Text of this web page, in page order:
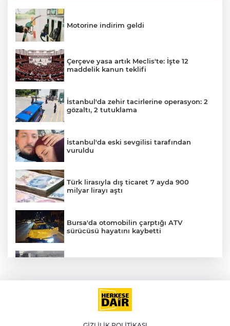
Motorine indirim geldi
Çerçeve yasa artık Meclis'te: İşte 12
maddelik kanun teklifi
İstanbul'da zehir tacirlerine operasyon: 2
gözaltı, 2 tutuklama
İstanbul'da eski sevgilisi tarafından
vuruldu
Türk lirasıyla dış ticaret 7 ayda 900
milyar lirayı aştı
Bursa'da otomobilin çarptığı ATV
sürücüsü hayatını kaybetti
LGS yerleştirme sonuçları açıklandı